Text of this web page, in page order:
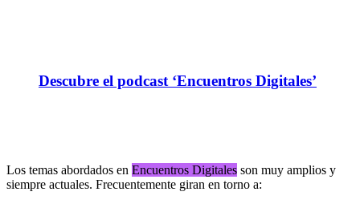
Descubre el podcast ‘Encuentros Digitales’
Los temas abordados en Encuentros Digitales son muy amplios y
siempre actuales. Frecuentemente giran en torno a: